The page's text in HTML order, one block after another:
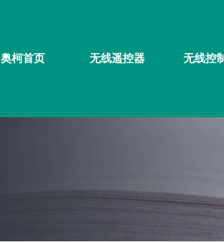
奥柯首页 无线遥控器 无线控